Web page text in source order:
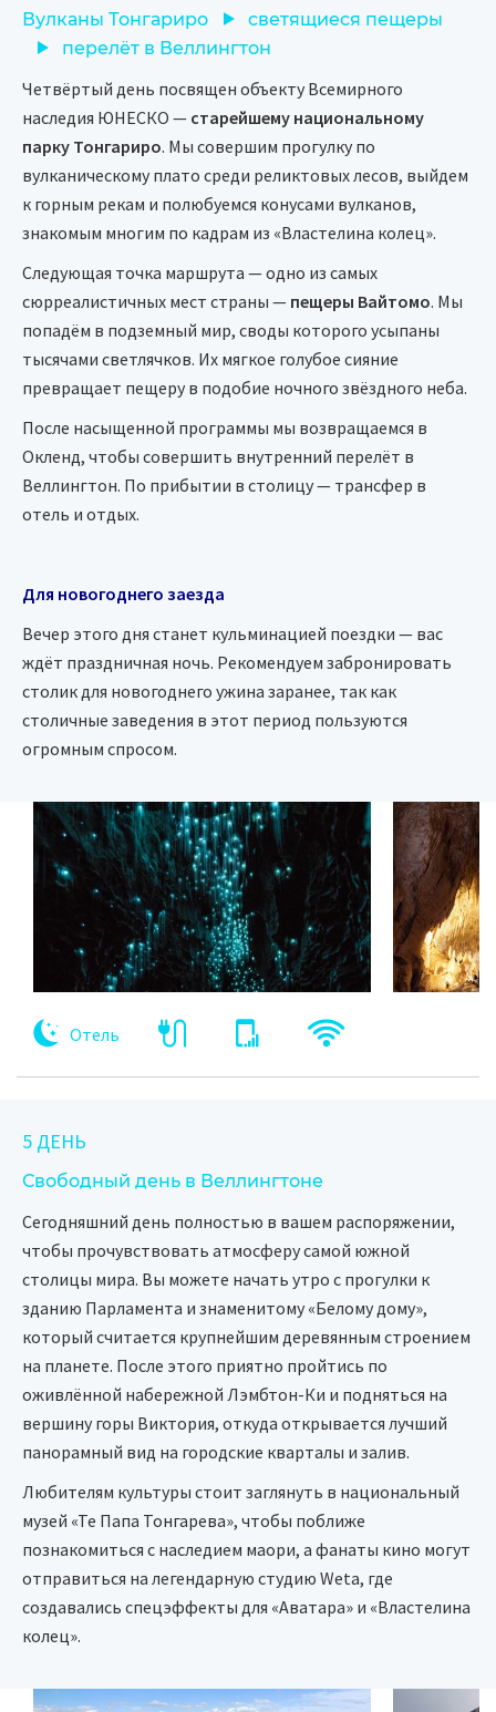
Вулканы Тонгариро
светящиеся пещеры
перелёт в Веллингтон
Четвёртый день посвящен объекту Всемирного
наследия ЮНЕСКО — старейшему национальному
парку Тонгариро. Мы совершим прогулку по
вулканическому плато среди реликтовых лесов, выйдем
к горным рекам и полюбуемся конусами вулканов,
знакомым многим по кадрам из «Властелина колец».
Следующая точка маршрута — одно из самых
сюрреалистичных мест страны — пещеры Вайтомо. Мы
попадём в подземный мир, своды которого усыпаны
тысячами светлячков. Их мягкое голубое сияние
превращает пещеру в подобие ночного звёздного неба.
После насыщенной программы мы возвращаемся в
Окленд, чтобы совершить внутренний перелёт в
Веллингтон. По прибытии в столицу — трансфер в
отель и отдых.
Для новогоднего заезда
Вечер этого дня станет кульминацией поездки — вас
ждёт праздничная ночь. Рекомендуем забронировать
столик для новогоднего ужина заранее, так как
столичные заведения в этот период пользуются
огромным спросом.
Отель
5 ДЕНЬ
Свободный день в Веллингтоне
Сегодняшний день полностью в вашем распоряжении,
чтобы прочувствовать атмосферу самой южной
столицы мира. Вы можете начать утро с прогулки к
зданию Парламента и знаменитому «Белому дому»,
который считается крупнейшим деревянным строением
на планете. После этого приятно пройтись по
оживлённой набережной Лэмбтон-Ки и подняться на
вершину горы Виктория, откуда открывается лучший
панорамный вид на городские кварталы и залив.
Любителям культуры стоит заглянуть в национальный
музей «Те Папа Тонгарева», чтобы поближе
познакомиться с наследием маори, а фанаты кино могут
отправиться на легендарную студию Weta, где
создавались спецэффекты для «Аватара» и «Властелина
колец».